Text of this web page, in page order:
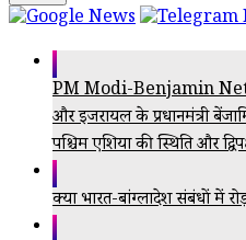
PM Modi-Benjamin
और इजरायल के प्रधानमंत्री
पश्चिम एशिया की स्थिति और
क्या भारत-बांग्लादेश संबंधों में